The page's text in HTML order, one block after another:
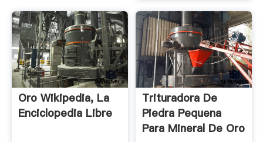
Oro Wikipedia, La
Enciclopedia Libre
Trituradora De
Piedra Pequena
Para Mineral De Oro